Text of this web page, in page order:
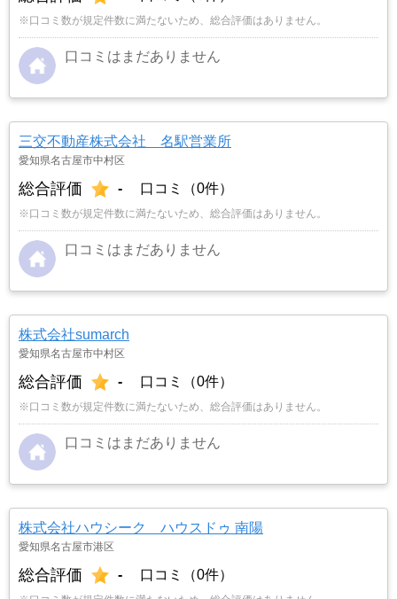
※口コミ数が規定件数に満たないため、総合評価はありません。
口コミはまだありません
三交不動産株式会社 名駅営業所
愛知県名古屋市中村区
総合評価 - 口コミ（0件）
※口コミ数が規定件数に満たないため、総合評価はありません。
口コミはまだありません
株式会社sumarch
愛知県名古屋市中村区
総合評価 - 口コミ（0件）
※口コミ数が規定件数に満たないため、総合評価はありません。
口コミはまだありません
株式会社ハウシーク ハウスドゥ 南陽
愛知県名古屋市港区
総合評価 - 口コミ（0件）